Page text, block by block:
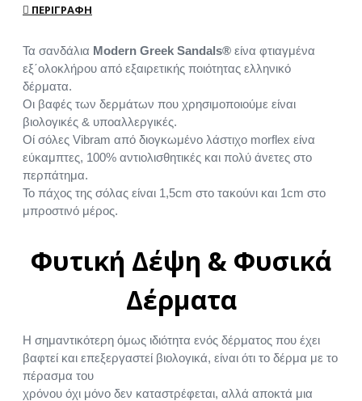
ΠΕΡΙΓΡΑΦΉ
Τα σανδάλια Modern Greek Sandals® είνα φτιαγμένα
εξ΄ολοκλήρου από εξαιρετικής ποιότητας ελληνικό
δέρματα.
Οι βαφές των δερμάτων που χρησιμοποιούμε είναι
βιολογικές & υποαλλεργικές.
Οί σόλες Vibram από διογκωμένο λάστιχο morflex είνα
εύκαμπτες, 100% αντιολισθητικές και πολύ άνετες στο
περπάτημα.
Το πάχος της σόλας είναι 1,5cm στο τακούνι και 1cm στο
μπροστινό μέρος.
Φυτική Δέψη & Φυσικά
Δέρματα
Η σημαντικότερη όμως ιδιότητα ενός δέρματος που έχει
βαφτεί και επεξεργαστεί βιολογικά, είναι ότι το δέρμα με το
πέρασμα του
χρόνου όχι μόνο δεν καταστρέφεται, αλλά αποκτά μια